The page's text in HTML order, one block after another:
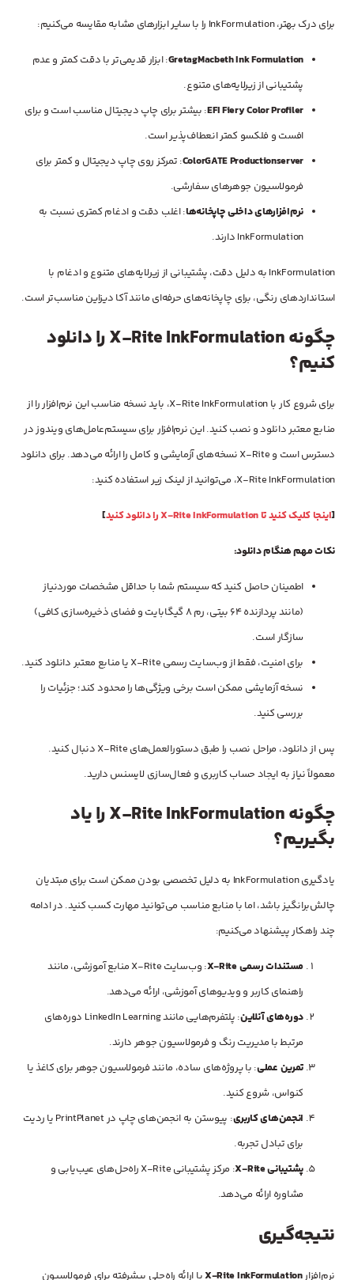
برای درک بهتر، InkFormulation را با سایر ابزارهای مشابه مقایسه می‌کنیم:
GretagMacbeth Ink Formulation: ابزار قدیمی‌تر با دقت کمتر و عدم
پشتیبانی از زیرلایه‌های متنوع.
EFI Fiery Color Profiler: بیشتر برای چاپ دیجیتال مناسب است و برای
افست و فلکسو کمتر انعطاف‌پذیر است.
ColorGATE Productionserver: تمرکز روی چاپ دیجیتال و کمتر برای
فرمولاسیون جوهرهای سفارشی.
نرم‌افزارهای داخلی چاپخانه‌ها: اغلب دقت و ادغام کمتری نسبت به
InkFormulation دارند.
InkFormulation به دلیل دقت، پشتیبانی از زیرلایه‌های متنوع و ادغام با
استانداردهای رنگی، برای چاپخانه‌های حرفه‌ای مانند آکا دیزاین مناسب‌تر است.
چگونه X-Rite InkFormulation را دانلود
کنیم؟
برای شروع کار با X-Rite InkFormulation، باید نسخه مناسب این نرم‌افزار را از
منابع معتبر دانلود و نصب کنید. این نرم‌افزار برای سیستم‌عامل‌های ویندوز در
دسترس است و X-Rite نسخه‌های آزمایشی و کامل را ارائه می‌دهد. برای دانلود
X-Rite InkFormulation، می‌توانید از لینک زیر استفاده کنید:
اینجا کلیک کنید تا X-Rite InkFormulation را دانلود کنید ]
نکات مهم هنگام دانلود:
اطمینان حاصل کنید که سیستم شما با حداقل مشخصات موردنیاز
(مانند پردازنده 64 بیتی، رم 8 گیگابایت و فضای ذخیره‌سازی کافی)
سازگار است.
برای امنیت، فقط از وب‌سایت رسمی X-Rite یا منابع معتبر دانلود کنید.
نسخه آزمایشی ممکن است برخی ویژگی‌ها را محدود کند؛ جزئیات را
بررسی کنید.
پس از دانلود، مراحل نصب را طبق دستورالعمل‌های X-Rite دنبال کنید.
معمولاً نیاز به ایجاد حساب کاربری و فعال‌سازی لایسنس دارید.
چگونه X-Rite InkFormulation را یاد
بگیریم؟
یادگیری InkFormulation به دلیل تخصصی بودن ممکن است برای مبتدیان
چالش‌برانگیز باشد، اما با منابع مناسب می‌توانید مهارت کسب کنید. در ادامه
چند راهکار پیشنهاد می‌کنیم:
مستندات رسمی X-Rite
: وب‌سایت X-Rite منابع آموزشی، مانند
راهنمای کاربر و ویدیوهای آموزشی، ارائه می‌دهد.
دوره‌های آنلاین
: پلتفرم‌هایی مانند LinkedIn Learning دوره‌های
مرتبط با مدیریت رنگ و فرمولاسیون جوهر دارند.
تمرین عملی: با پروژه‌های ساده، مانند فرمولاسیون جوهر برای کاغذ یا
کنواس، شروع کنید.
انجمن‌های کاربری
: پیوستن به انجمن‌های چاپ در PrintPlanet یا ردیت
برای تبادل تجربه.
پشتیبانی X-Rite
: مرکز پشتیبانی X-Rite راه‌حل‌های عیب‌یابی و
مشاوره ارائه می‌دهد.
نتیجه‌گیری
نرم‌افزارX-Rite InkFormulationبا ارائه راه‌حلی پیشرفته برای فرمولاسیون